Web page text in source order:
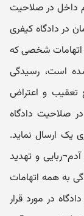
داخل در صلاحیت
در دادگاه کیفری
اتهامات شخصی که
است، رسیدگی
تعقیب و اعتراض
صلاحیت دادگاه
یک ارسال نماید.
و تهدید
به همه اتهامات
در مورد قرار